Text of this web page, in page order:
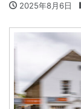
2025年8月6日